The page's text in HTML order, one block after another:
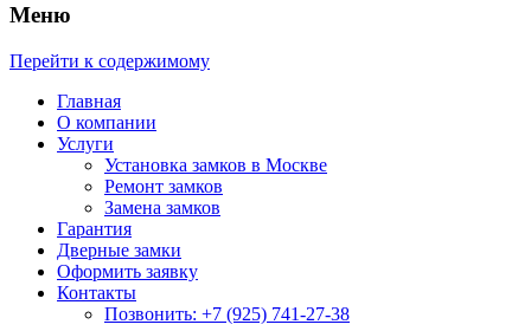
Служба вскрытия и ремонта
замков +7 (925) 741-27-38
Круглосуточно. 100% Гарантия!
Меню
Перейти к содержимому
Главная
О компании
Услуги
Установка замков в Москве
Ремонт замков
Замена замков
Гарантия
Дверные замки
Оформить заявку
Контакты
Позвонить: +7 (925) 741-27-38